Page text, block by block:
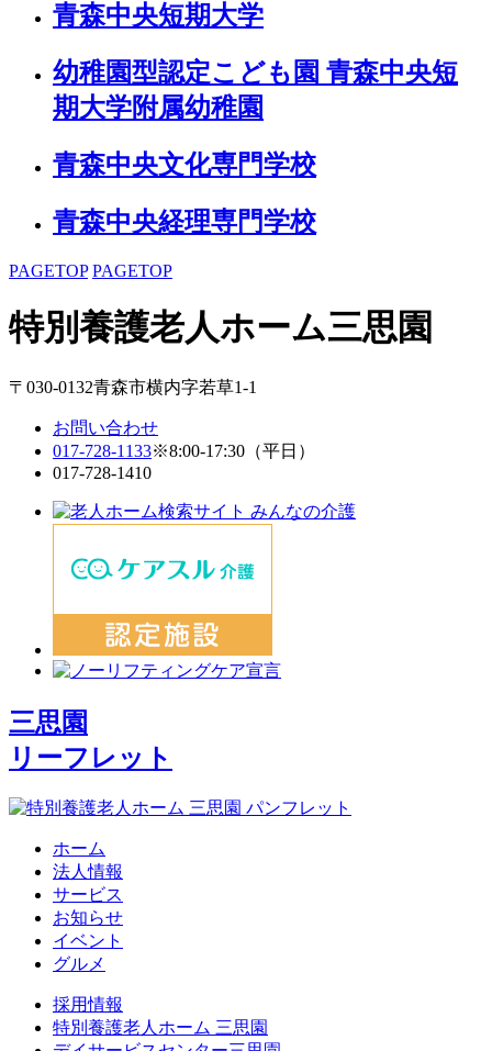
青森中央短期大学
幼稚園型認定こども園 青森中央短
期大学附属幼稚園
青森中央文化専門学校
青森中央経理専門学校
PAGETOP PAGETOP
特別養護老人ホーム三思園
〒030-0132青森市横内字若草1-1
お問い合わせ
017-728-1133※8:00-17:30（平日）
017-728-1410
三思園
リーフレット
ホーム
法人情報
サービス
お知らせ
イベント
グルメ
採用情報
特別養護老人ホーム 三思園